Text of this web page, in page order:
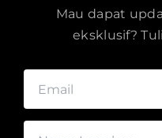
Mau dapat
eksklusif?